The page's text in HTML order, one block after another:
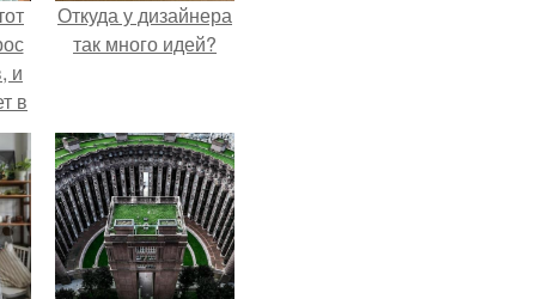
и
в
Откуда у дизайнера
так много идей?